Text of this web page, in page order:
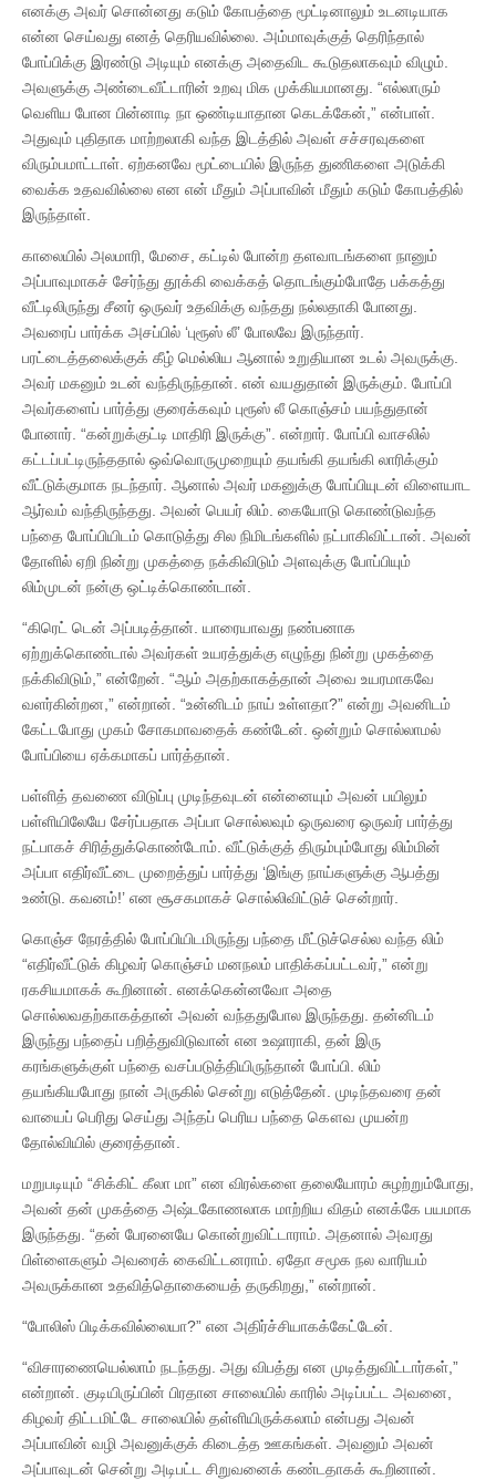
எனக்கு அவர் சொன்னது கடும் கோபத்தை மூட்டினாலும் உடனடியாக
என்ன செய்வது எனத் தெரியவில்லை. அம்மாவுக்குத் தெரிந்தால்
போப்பிக்கு இரண்டு அடியும் எனக்கு அதைவிட கூடுதலாகவும் விழும்.
அவளுக்கு அண்டைவீட்டாரின் உறவு மிக முக்கியமானது. “எல்லாரும்
வெளிய போன பின்னாடி நா ஒண்டியாதான கெடக்கேன்,” என்பாள்.
அதுவும் புதிதாக மாற்றலாகி வந்த இடத்தில் அவள் சச்சரவுகளை
விரும்பமாட்டாள். ஏற்கனவே மூட்டையில் இருந்த துணிகளை அடுக்கி
வைக்க உதவவில்லை என என் மீதும் அப்பாவின் மீதும் கடும் கோபத்தில்
இருந்தாள்.
காலையில் அலமாரி, மேசை, கட்டில் போன்ற தளவாடங்களை நானும்
அப்பாவுமாகச் சேர்ந்து தூக்கி வைக்கத் தொடங்கும்போதே பக்கத்து
வீட்டிலிருந்து சீனர் ஒருவர் உதவிக்கு வந்தது நல்லதாகி போனது.
அவரைப் பார்க்க அசப்பில் ‘புரூஸ் லீ’ போலவே இருந்தார்.
பரட்டைத்தலைக்குக் கீழ் மெல்லிய ஆனால் உறுதியான உடல் அவருக்கு.
அவர் மகனும் உடன் வந்திருந்தான். என் வயதுதான் இருக்கும். போப்பி
அவர்களைப் பார்த்து குரைக்கவும் புரூஸ் லீ கொஞ்சம் பயந்துதான்
போனார். “கன்றுக்குட்டி மாதிரி இருக்கு”. என்றார். போப்பி வாசலில்
கட்டப்பட்டிருந்ததால் ஒவ்வொருமுறையும் தயங்கி தயங்கி லாரிக்கும்
வீட்டுக்குமாக நடந்தார். ஆனால் அவர் மகனுக்கு போப்பியுடன் விளையாட
ஆர்வம் வந்திருந்தது. அவன் பெயர் லிம். கையோடு கொண்டுவந்த
பந்தை போப்பியிடம் கொடுத்து சில நிமிடங்களில் நட்பாகிவிட்டான். அவன்
தோளில் ஏறி நின்று முகத்தை நக்கிவிடும் அளவுக்கு போப்பியும்
லிம்முடன் நன்கு ஒட்டிக்கொண்டான்.
“கிரெட் டென் அப்படித்தான். யாரையாவது நண்பனாக
ஏற்றுக்கொண்டால் அவர்கள் உயரத்துக்கு எழுந்து நின்று முகத்தை
நக்கிவிடும்,” என்றேன். “ஆம் அதற்காகத்தான் அவை உயரமாகவே
வளர்கின்றன,” என்றான். “உன்னிடம் நாய் உள்ளதா?” என்று அவனிடம்
கேட்டபோது முகம் சோகமாவதைக் கண்டேன். ஒன்றும் சொல்லாமல்
போப்பியை ஏக்கமாகப் பார்த்தான்.
பள்ளித் தவணை விடுப்பு முடிந்தவுடன் என்னையும் அவன் பயிலும்
பள்ளியிலேயே சேர்ப்பதாக அப்பா சொல்லவும் ஒருவரை ஒருவர் பார்த்து
நட்பாகச் சிரித்துக்கொண்டோம். வீட்டுக்குத் திரும்பும்போது லிம்மின்
அப்பா எதிர்வீட்டை முறைத்துப் பார்த்து ‘இங்கு நாய்களுக்கு ஆபத்து
உண்டு. கவனம்!’ என சூசகமாகச் சொல்லிவிட்டுச் சென்றார்.
கொஞ்ச நேரத்தில் போப்பியிடமிருந்து பந்தை மீட்டுச்செல்ல வந்த லிம்
“எதிர்வீட்டுக் கிழவர் கொஞ்சம் மனநலம் பாதிக்கப்பட்டவர்,” என்று
ரகசியமாகக் கூறினான். எனக்கென்னவோ அதை
சொல்லவதற்காகத்தான் அவன் வந்ததுபோல இருந்தது. தன்னிடம்
இருந்து பந்தைப் பறித்துவிடுவான் என உஷாராகி, தன் இரு
கரங்களுக்குள் பந்தை வசப்படுத்தியிருந்தான் போப்பி. லிம்
தயங்கியபோது நான் அருகில் சென்று எடுத்தேன். முடிந்தவரை தன்
வாயைப் பெரிது செய்து அந்தப் பெரிய பந்தை கௌவ முயன்ற
தோல்வியில் குரைத்தான்.
மறுபடியும் “சிக்கிட் கீலா மா” என விரல்களை தலையோரம் சுழற்றும்போது,
அவன் தன் முகத்தை அஷ்டகோணலாக மாற்றிய விதம் எனக்கே பயமாக
இருந்தது. “தன் பேரனையே கொன்றுவிட்டாராம். அதனால் அவரது
பிள்ளைகளும் அவரைக் கைவிட்டனராம். ஏதோ சமூக நல வாரியம்
அவருக்கான உதவித்தொகையைத் தருகிறது,” என்றான்.
“போலிஸ் பிடிக்கவில்லையா?” என அதிர்ச்சியாகக்கேட்டேன்.
“விசாரணையெல்லாம் நடந்தது. அது விபத்து என முடித்துவிட்டார்கள்,”
என்றான். குடியிருப்பின் பிரதான சாலையில் காரில் அடிப்பட்ட அவனை,
கிழவர் திட்டமிட்டே சாலையில் தள்ளியிருக்கலாம் என்பது அவன்
அப்பாவின் வழி அவனுக்குக் கிடைத்த ஊகங்கள். அவனும் அவன்
அப்பாவுடன் சென்று அடிபட்ட சிறுவனைக் கண்டதாகக் கூறினான்.